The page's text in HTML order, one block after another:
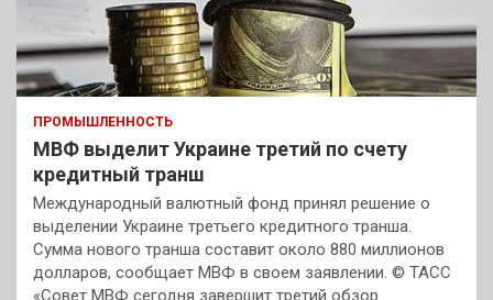
ПРОМЫШЛЕННОСТЬ
МВФ выделит Украине третий по счету
кредитный транш
Международный валютный фонд принял решение о
выделении Украине третьего кредитного транша.
Сумма нового транша составит около 880 миллионов
долларов, сообщает МВФ в своем заявлении. © ТАСС
«Совет МВФ сегодня завершит третий обзор